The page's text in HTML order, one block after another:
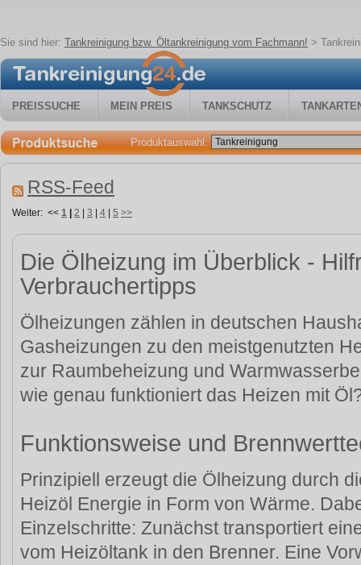
Sie sind hier: Tankreinigung bzw. Öltankreinigung vom Fachmann! >
PREISSUCHE MEIN PREIS TANKSCHUTZ
Produktauswahl:
RSS-Feed
Weiter: << 1 2 3 4 5 >>
Die Ölheizung im Überblick -
Verbrauchertipps
Ölheizungen zählen in deutschen
Gasheizungen zu den meistgenutzten
zur Raumbeheizung und
wie genau funktioniert das Heizen mit
Funktionsweise und
Prinzipiell erzeugt die Ölheizung durch
Heizöl Energie in Form von Wärme.
Einzelschritte: Zunächst transportiert
vom Heizöltank in den Brenner. Eine